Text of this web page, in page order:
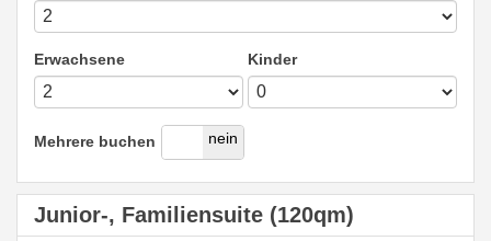
Erwachsene Kinder
Mehrere buchen
ja nein
Junior-, Familiensuite (120qm)